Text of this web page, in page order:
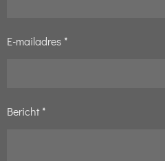
E-mailadres *
Bericht *